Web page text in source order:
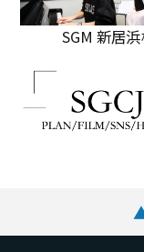
SGM 新居